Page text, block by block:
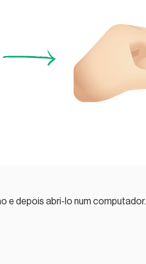
e depois abri-lo num computador.